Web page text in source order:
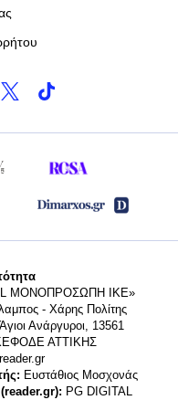
MONΟΠΡΟΣΩΠΗ ΙΚΕ»
- Χάρης Πολίτης
Ανάργυροι, 13561
ΑΤΤΙΚΗΣ
Ευστάθιος Μοσχονάς
PG DIGITAL